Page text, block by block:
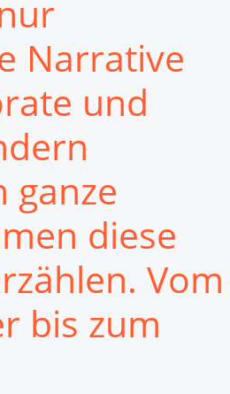
Narrative
und
ganze
diese
Vom
bis zum